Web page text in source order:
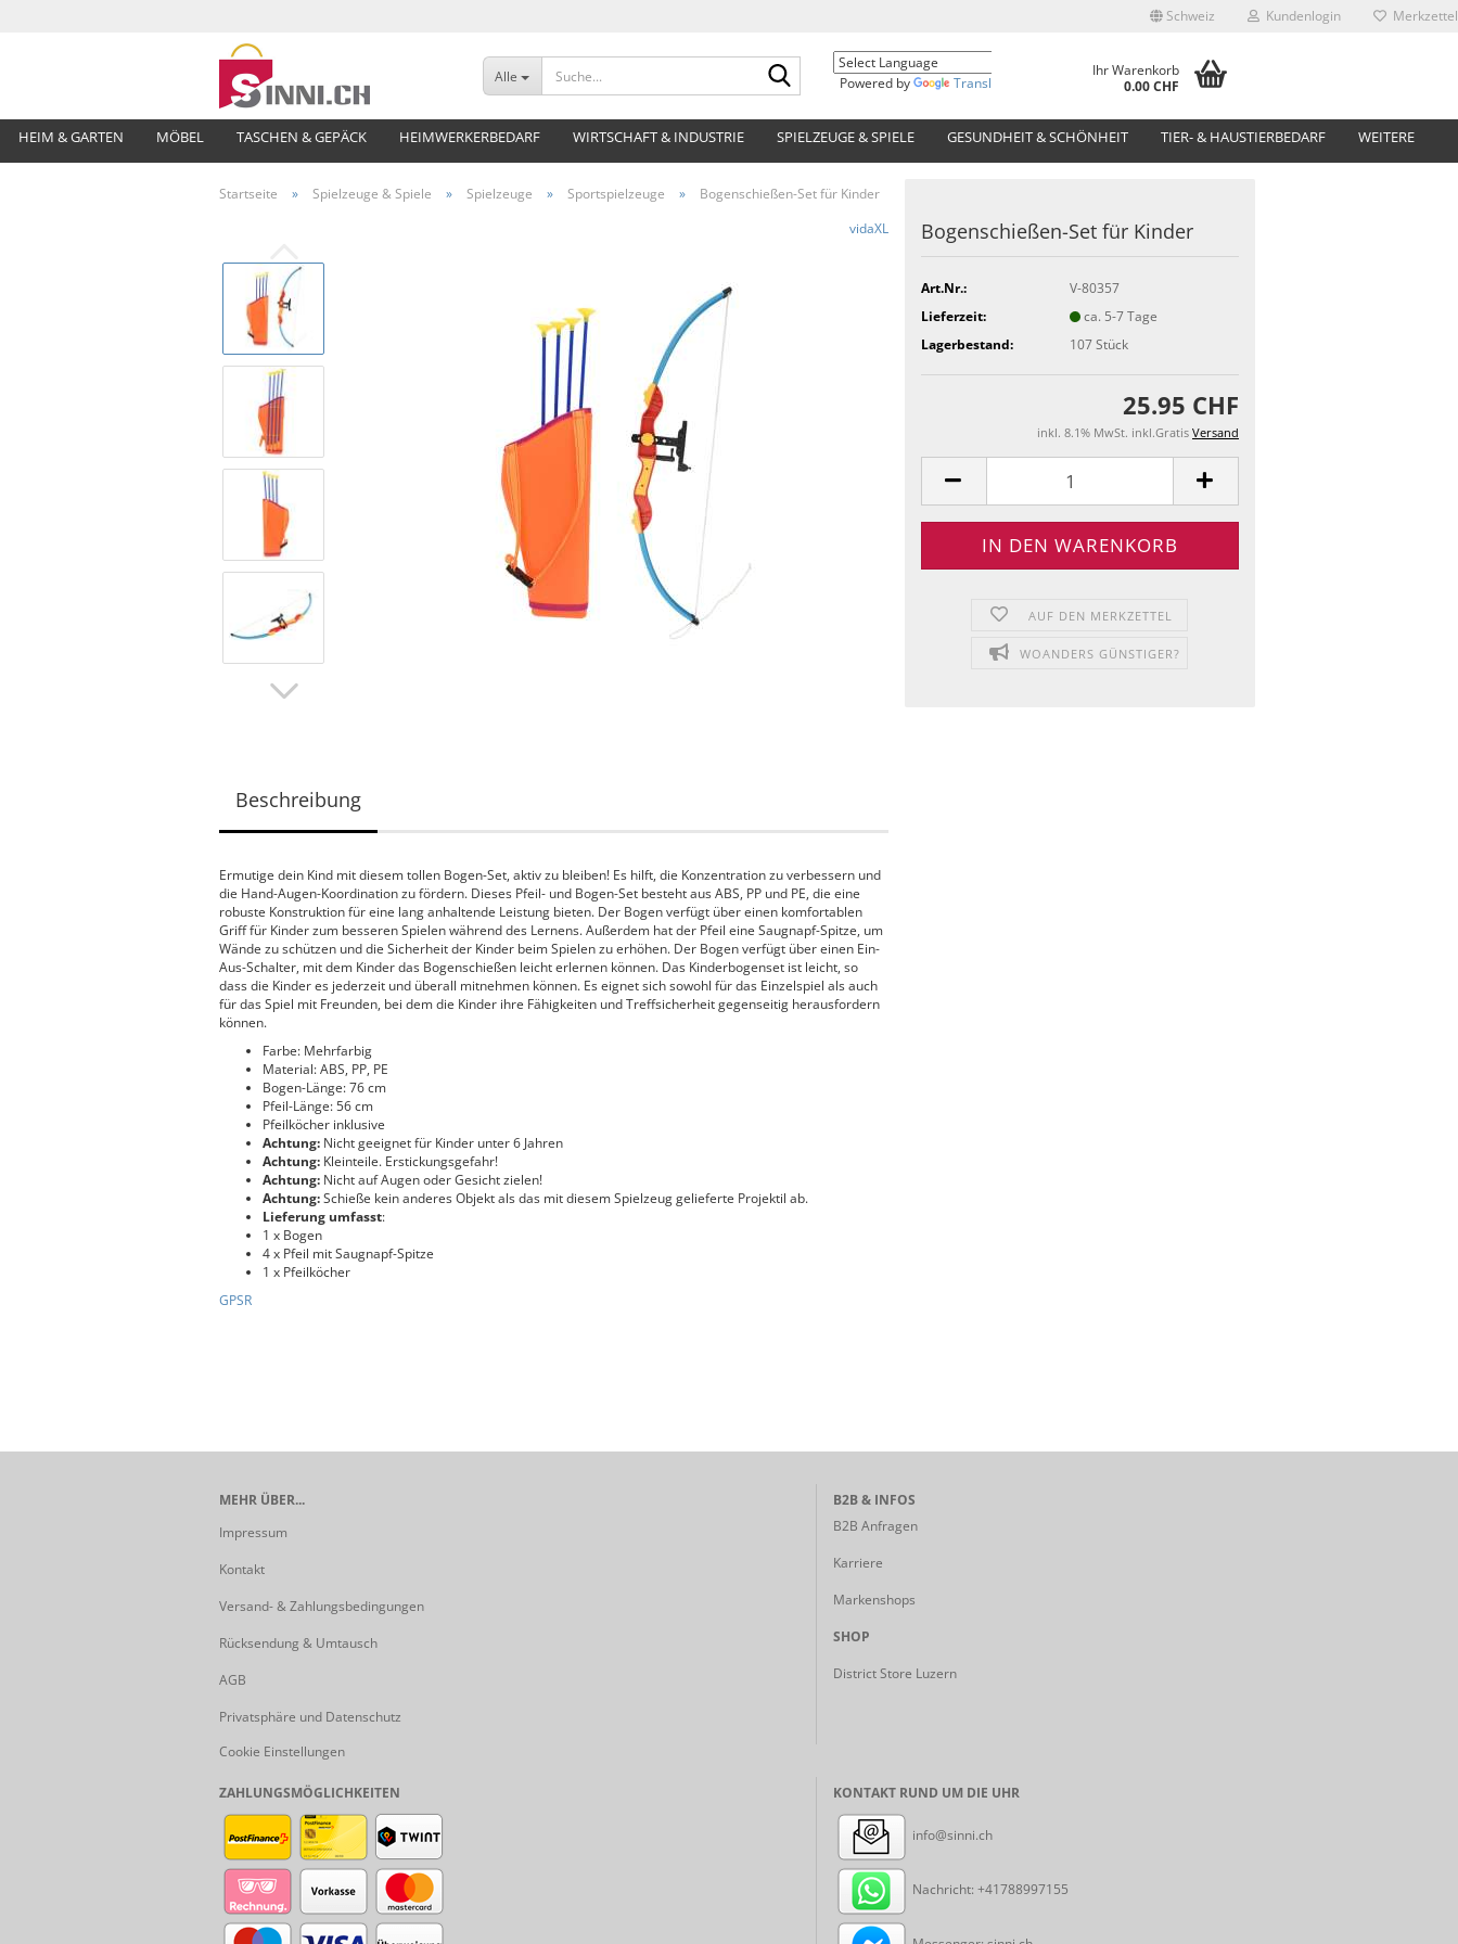
Schweiz Kundenlogin Merkzettel
Alle
Suche...
Powered by
Translate
Ihr Warenkorb
0.00 CHF
HEIM & GARTEN MÖBEL TASCHEN & GEPÄCK HEIMWERKERBEDARF WIRTSCHAFT & INDUSTRIE SPIELZEUGE & SPIELE GESUNDHEIT & SCHÖNHEIT TIER- & HAUSTIERBEDARF WEITERE
Startseite » Spielzeuge & Spiele » Spielzeuge » Sportspielzeuge »
Bogenschießen-Set für Kinder
vidaXL
Bogenschießen-Set für Kinder
Art.Nr.:
V-80357
Lieferzeit:
ca. 5-7 Tage
Lagerbestand:
107Stück
25.95 CHF
inkl. 8.1% MwSt. inkl.Gratis Versand
AUF DEN MERKZETTEL
WOANDERS GÜNSTIGER?
Beschreibung
Ermutige dein Kind mit diesem tollen Bogen-Set, aktiv zu bleiben! Es hilft, die Konzentration zu verbessern und
die Hand-Augen-Koordination zu fördern. Dieses Pfeil- und Bogen-Set besteht aus ABS, PP und PE, die eine
robuste Konstruktion für eine lang anhaltende Leistung bieten. Der Bogen verfügt über einen komfortablen
Griff für Kinder zum besseren Spielen während des Lernens. Außerdem hat der Pfeil eine Saugnapf-Spitze, um
Wände zu schützen und die Sicherheit der Kinder beim Spielen zu erhöhen. Der Bogen verfügt über einen Ein-
Aus-Schalter, mit dem Kinder das Bogenschießen leicht erlernen können. Das Kinderbogenset ist leicht, so
dass die Kinder es jederzeit und überall mitnehmen können. Es eignet sich sowohl für das Einzelspiel als auch
für das Spiel mit Freunden, bei dem die Kinder ihre Fähigkeiten und Treffsicherheit gegenseitig herausfordern
können.
Farbe: Mehrfarbig
Material: ABS, PP, PE
Bogen-Länge: 76 cm
Pfeil-Länge: 56 cm
Pfeilköcher inklusive
Achtung: Nicht geeignet für Kinder unter 6 Jahren
Achtung: Kleinteile. Erstickungsgefahr!
Achtung: Nicht auf Augen oder Gesicht zielen!
Achtung:Schieße kein anderes Objekt als das mit diesem Spielzeug gelieferte Projektil ab.
Lieferung umfasst:
1 x Bogen
4 x Pfeil mit Saugnapf-Spitze
1 x Pfeilköcher
GPSR
MEHR ÜBER...
Impressum
Kontakt
Versand- & Zahlungsbedingungen
Rücksendung & Umtausch
AGB
Privatsphäre und Datenschutz
Cookie Einstellungen
B2B & INFOS
B2B Anfragen
Karriere
Markenshops
SHOP
District Store Luzern
ZAHLUNGSMÖGLICHKEITEN KONTAKT RUND UM DIE UHR
info@sinni.ch
Nachricht: +41788997155